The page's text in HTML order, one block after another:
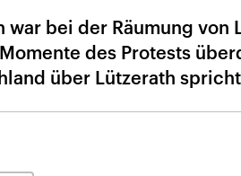
bei der Räumung von
des Protests
über Lützerath